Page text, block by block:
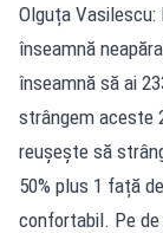
Olguța
înseamnă
înseamnă să ai
strângem aceste
reușește să
50% plus 1 față
confortabil. Pe